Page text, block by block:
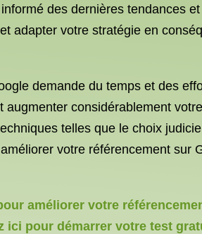
des dernières tendances
adapter votre stratégie en
demande du temps et des
considérablement
telles que le choix
votre référencement sur
améliorer votre
pour démarrer votre test